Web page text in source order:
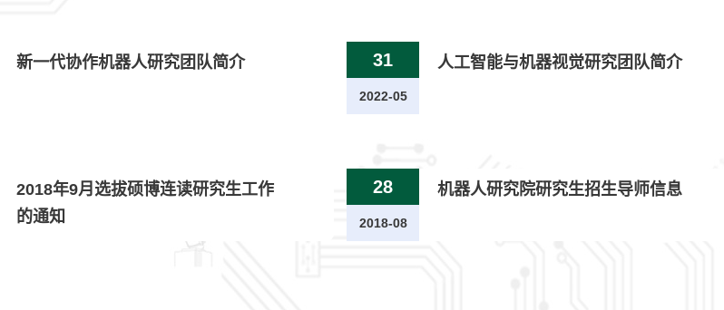
新一代协作机器人研究团队简介 31
2022-05
人工智能与机器视觉研究团队简介
2018年9月选拔硕博连读研究生工作
的通知
28
2018-08
机器人研究院研究生招生导师信息